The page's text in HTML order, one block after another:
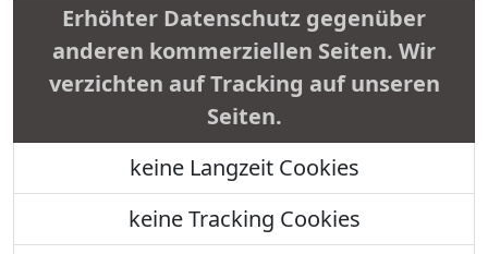
Erhöhter Datenschutz gegenüber
anderen kommerziellen Seiten. Wir
verzichten auf Tracking auf unseren
Seiten.
keine Langzeit Cookies
keine Tracking Cookies